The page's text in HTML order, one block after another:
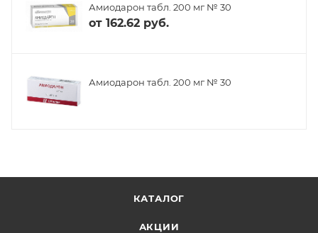
Амиодарон табл. 200 мг № 30
от 162.62 руб.
Амиодарон табл. 200 мг № 30
КАТАЛОГ
АКЦИИ